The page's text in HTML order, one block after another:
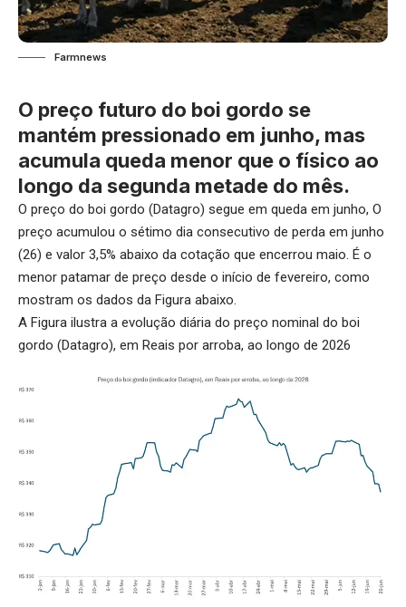
Farmnews
O preço futuro do boi gordo se
mantém pressionado em junho, mas
acumula queda menor que o físico ao
longo da segunda metade do mês.
O preço do boi gordo (Datagro) segue em queda em junho, O
preço acumulou o sétimo dia consecutivo de perda em junho
(26) e valor 3,5% abaixo da cotação que encerrou maio. É o
menor patamar de preço desde o início de fevereiro, como
mostram os dados da Figura abaixo.
A Figura ilustra a evolução diária do preço nominal do boi
gordo (Datagro), em Reais por arroba, ao longo de 2026